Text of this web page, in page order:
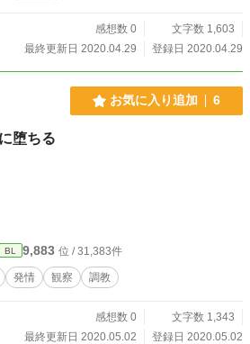
感想数 0
文字数 1,603
最終更新日 2020.04.29
登録日 2020.04.29
お気に入り追加 6
堕ちる
BL 9,883 位 / 31,383件
発情 観察 調教
感想数 0
文字数 1,343
最終更新日 2020.05.02
登録日 2020.05.02